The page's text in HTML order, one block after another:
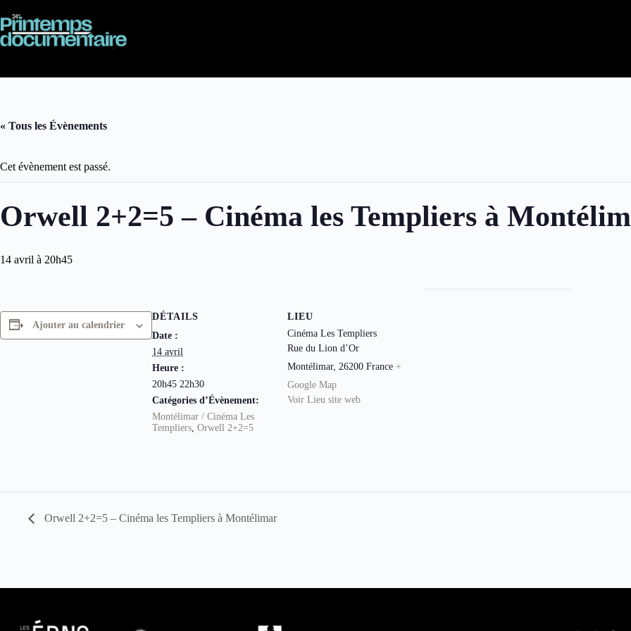
au
contenu
« Tous les Évènements
Cet évènement est passé.
Orwell 2+2=5 – Cinéma les Templiers à
14 avril à 20h45
Ajouter au calendrier
DÉTAILS
Date :
14 avril
Heure :
20h45 22h30
Catégories d’Évènement:
Montélimar / Cinéma Les
Templiers, Orwell 2+2=5
LIEU
Cinéma Les Templiers
Rue du Lion d’Or
Montélimar, 26200 France +
Google Map
Voir Lieu site web
Orwell 2+2=5 – Cinéma les Templiers à Montélimar